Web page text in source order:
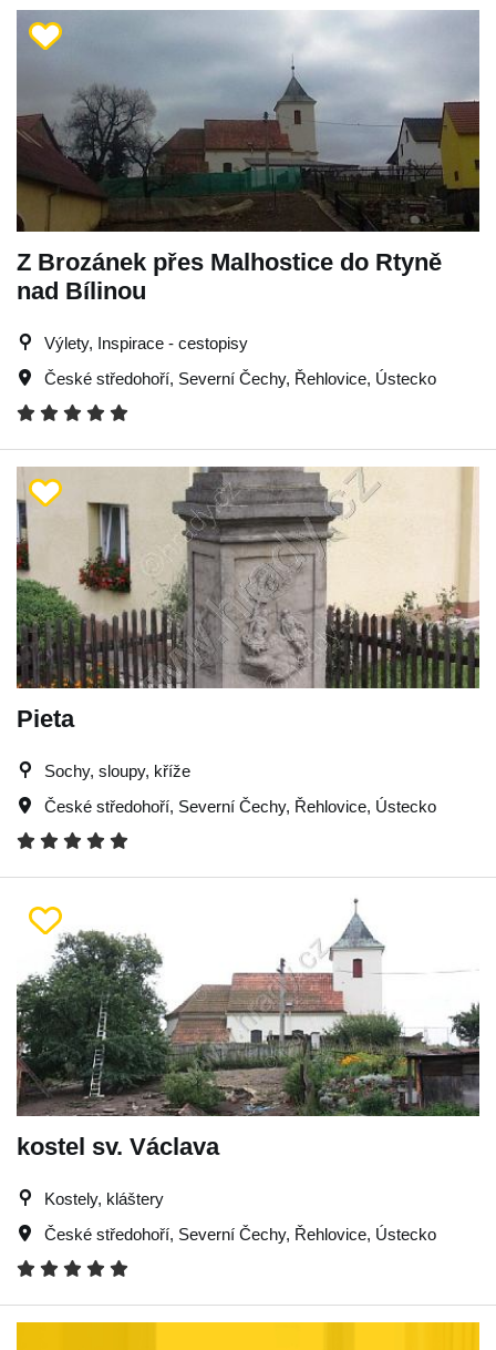
Z Brozánek přes Malhostice do Rtyně
nad Bílinou
Výlety, Inspirace - cestopisy
České středohoří, Severní Čechy, Řehlovice, Ústecko
Pieta
Sochy, sloupy, kříže
České středohoří, Severní Čechy, Řehlovice, Ústecko
kostel sv. Václava
Kostely, kláštery
České středohoří, Severní Čechy, Řehlovice, Ústecko